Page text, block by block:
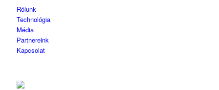
Rólunk
Technológia
Média
Partnereink
Kapcsolat